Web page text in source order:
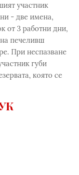
участник
- две имена,
от 3 работни дни,
печеливш
При неспазване
губи
която се